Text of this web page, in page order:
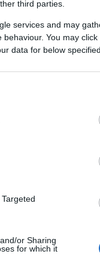
third parties.
services and may
You may
data for below
or Sharing
for which it
az összes
nyílt
tűzoltók
az